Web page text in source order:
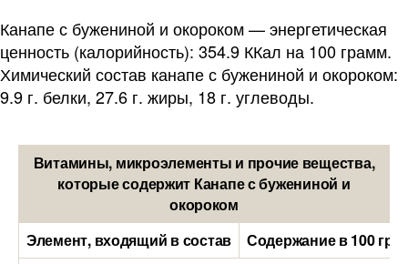
Канапе с бужениной и окороком — энергетическая
ценность (калорийность): 354.9 ККал на 100 грамм.
Химический состав канапе с бужениной и окороком:
9.9 г. белки, 27.6 г. жиры, 18 г. углеводы.
Витамины, микроэлементы и прочие вещества,
которые содержит Канапе с бужениной и
окороком
Элемент, входящий в состав
Содержание в 100